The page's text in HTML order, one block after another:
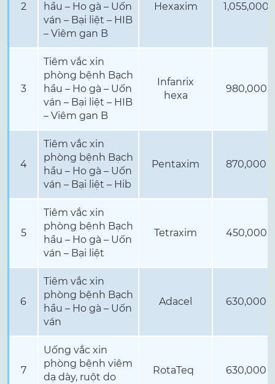
2
hầu – Ho gà – Uốn
ván – Bại liệt – HIB
– Viêm gan B
Hexaxim 1,055,000
3
Tiêm vắc xin
phòng bệnh Bạch
hầu – Ho gà – Uốn
ván – Bại liệt – HIB
– Viêm gan B
Infanrix
hexa
980,000
4
Tiêm vắc xin
phòng bệnh Bạch
hầu – Ho gà – Uốn
ván – Bại liệt – Hib
Pentaxim 870,000
5
Tiêm vắc xin
phòng bệnh Bạch
hầu – Ho gà – Uốn
ván – Bại liệt
Tetraxim 450,000
6
Tiêm vắc xin
phòng bệnh Bạch
hầu – Ho gà – Uốn
ván
Adacel 630,000
7
Uống vắc xin
phòng bệnh viêm
dạ dày, ruột do
RotaTeq 630,000